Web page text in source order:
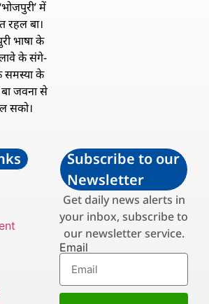
में
रहल बा।
भाषा के
के संगे-
समस्या के
जवना से
सको।
Subscribe to our
Newsletter
Get daily news alerts in
your inbox, subscribe to
our newsletter service.
Email